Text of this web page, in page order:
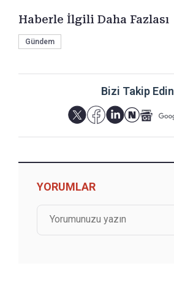
Haberle İlgili Daha Fazlası
Gündem
Bizi Takip Edin
YORUMLAR